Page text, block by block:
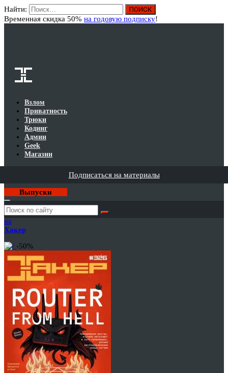
Найти:
Временная скидка 50% на годовую подписку!
Взлом
Приватность
Трюки
Кодинг
Админ
Geek
Магазин
Подписаться на материалы
Выпуски
Годовая
подписка
на
Хакер
-50%